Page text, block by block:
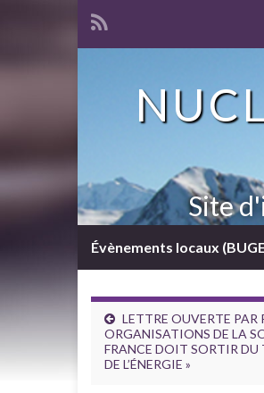
Site
Évènements locaux
LETTRE OUVERTE PAR
ORGANISATIONS DE LA
FRANCE DOIT SORTIR DU
DE L’ÉNERGIE »